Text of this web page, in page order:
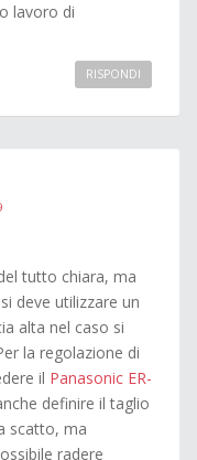
lavoro di
RISPONDI
tutto chiara, ma
deve utilizzare un
alta nel caso si
la regolazione di
il Panasonic ER-
definire il taglio
scatto, ma
radere